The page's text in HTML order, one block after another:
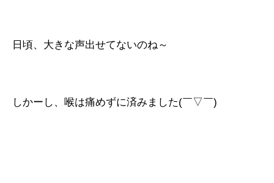
日頃、大きな声出せてないのね～
しかーし、喉は痛めずに済みました(￣▽￣)ゞ